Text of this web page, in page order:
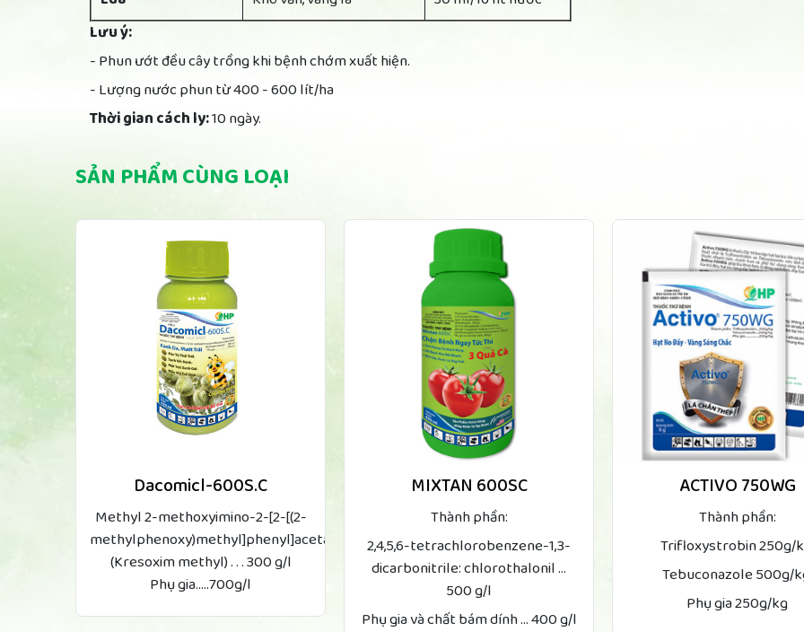
Lưu ý:
- Phun ướt đều cây trồng khi bệnh chớm xuất hiện.
- Lượng nước phun từ 400 - 600 lít/ha
Thời gian cách ly:10 ngày.
SẢN PHẨM CÙNG LOẠI
Dacomicl-600S.C
Methyl 2-methoxyimino-2-[2-[(2-
methylphenoxy)methyl]phenyl]acetate
(Kresoxim methyl) . . . 300 g/l
Phụ gia.....700g/l
MIXTAN 600SC
Thành phần:
2,4,5,6-tetrachlorobenzene-1,3-
dicarbonitrile: chlorothalonil ...
500 g/l
Phụ gia và chất bám dính ... 400 g/l
ACTIVO 750WG
Thành phần:
Trifloxystrobin 250g/
Tebuconazole 500g/
Phụ gia 250g/kg